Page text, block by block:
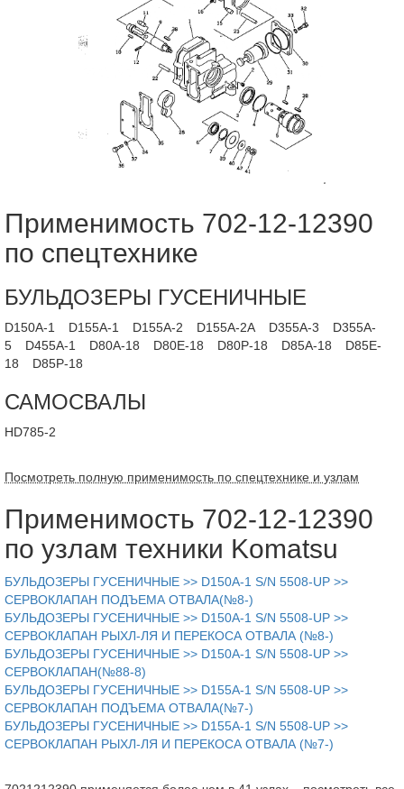
Применимость 702-12-12390
по спецтехнике
БУЛЬДОЗЕРЫ ГУСЕНИЧНЫЕ
D150A-1 D155A-1 D155A-2 D155A-2A D355A-3
D355A-
5
D455A-1 D80A-18 D80E-18 D80P-18 D85A-18
D85E-
18
D85P-18
САМОСВАЛЫ
HD785-2
Посмотреть полную применимость по спецтехнике и узлам
Применимость 702-12-12390
по узлам техники Komatsu
БУЛЬДОЗЕРЫ ГУСЕНИЧНЫЕ >> D150A-1 S/N 5508-UP >>
СЕРВОКЛАПАН ПОДЪЕМА ОТВАЛА(№8-)
БУЛЬДОЗЕРЫ ГУСЕНИЧНЫЕ >> D150A-1 S/N 5508-UP >>
СЕРВОКЛАПАН РЫХЛ-ЛЯ И ПЕРЕКОСА ОТВАЛА (№8-)
БУЛЬДОЗЕРЫ ГУСЕНИЧНЫЕ >> D150A-1 S/N 5508-UP >>
СЕРВОКЛАПАН(№88-8)
БУЛЬДОЗЕРЫ ГУСЕНИЧНЫЕ >> D155A-1 S/N 5508-UP >>
СЕРВОКЛАПАН ПОДЪЕМА ОТВАЛА(№7-)
БУЛЬДОЗЕРЫ ГУСЕНИЧНЫЕ >> D155A-1 S/N 5508-UP >>
СЕРВОКЛАПАН РЫХЛ-ЛЯ И ПЕРЕКОСА ОТВАЛА (№7-)